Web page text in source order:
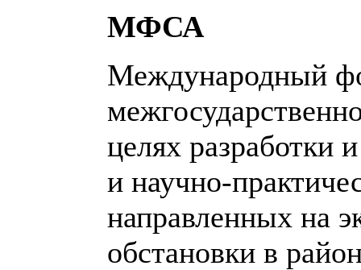
МФСА
Международный
целях разработки
и научно-
направленных на
обстановки в